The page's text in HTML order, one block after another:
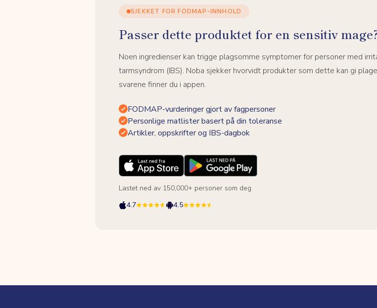
SJEKKET FOR FODMAP-INNHOLD
Passer dette produktet for en sensitiv
Noen ingredienser kan trigge plagsomme symptomer for personer med
tarmsyndrom (IBS). Noba sjekker hvorvidt produkter som dette kan gi
svarene finner du i appen.
FODMAP-vurderinger gjort av fagpersoner
Personlige matlister basert på din toleranse
Artikler, oppskrifter og IBS-dagbok
Lastet ned av 150,000+ personer som deg
4.7
4.5